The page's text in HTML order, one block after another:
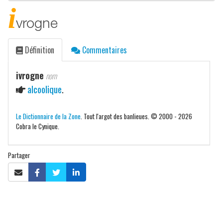
ivrogne
Définition Commentaires
ivrogne nom
alcoolique.
Le Dictionnaire de la Zone . Tout l'argot des banlieues. © 2000 - 2026
Cobra le Cynique.
Partager